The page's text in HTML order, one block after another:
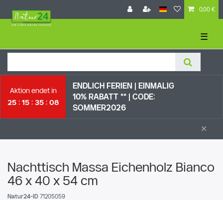
0,00 €
☰
Aktion endet in
25
15 35 08
ENDLICH FERIEN | EI NMALIG
10% RABATT ** | CODE:
SOMMER2026
×
Nachttisch Massa Eichenholz Bianco
46 x 40 x 54 cm
Natur24-ID 71205059